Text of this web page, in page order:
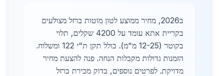
ב2026, מחיר ממוצע לטון מוטות ברזל מצולעים
בקריית אתא עומד על 4200 שקלים, תלוי
בקוטר (12-25 מ"מ). כולל תקן ת"י 122 ומשלוח.
הזמנות גדולות מקבלות הנחה. פנה להצעת מחיר
מדויקת. לפרטים נוספים, בדוק מכירת ברזל